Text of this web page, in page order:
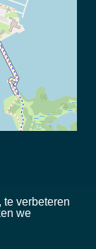
te verbeteren
we
|regels in het